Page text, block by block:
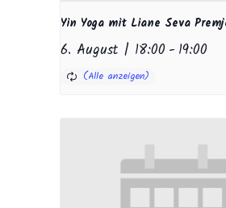
Yin Yoga mit Liane Seva
6. August | 18:00 -19:00